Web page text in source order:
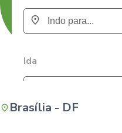
Ida
Brasília - DF